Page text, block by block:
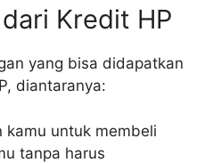
Kredit HP
yang bisa didapatkan
diantaranya:
kamu untuk membeli
tanpa harus